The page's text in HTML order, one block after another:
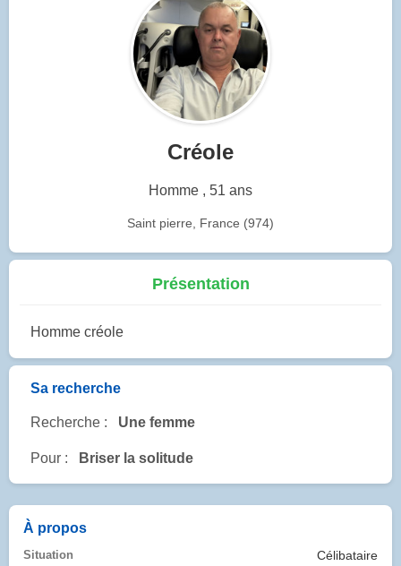
Créole
Homme , 51 ans
Saint pierre, France (974)
Présentation
Homme créole
Sa recherche
Recherche : Une femme
Pour : Briser la solitude
À propos
Situation Célibataire